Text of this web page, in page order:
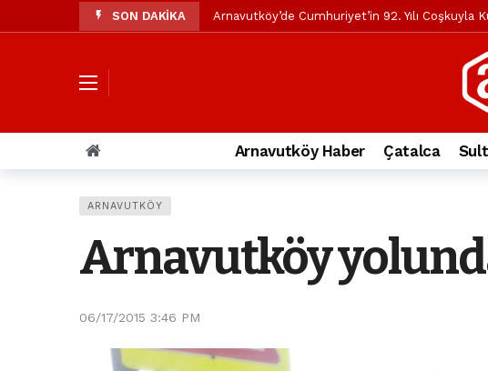
SON DAKİKA Arnavutköy’de Cumhuriyet’in 92. Yılı Coşkuyla
Özgür Özel’den Arnavutköy Belediyesi’ne ve
Arnavutköy’ün nüfusu 2024 yılında 344.868’e
Arnavutköy Taşoluk’ta seyir halindeki otomobil
Arnavutköy İmrahor Mahallesi sakinleri
İstanbul Havalimanı yolundaki kazada,
Arnavutkoy Belediyesi’ne su baskını tepkisi
Arnavutköy Haber Çatalca
ARNAVUTKÖY
Arnavutköy
06/17/2015 3:46 PM